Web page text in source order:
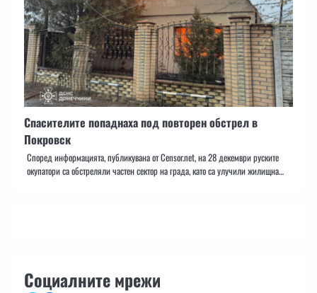
Спасителите попаднаха под повторен обстрел в
Покровск
Според информацията, публикувана от Censor.net, на 28 декември руските
окупатори са обстреляли частен сектор на града, като са улучили жилищна…
Социалните мрежи